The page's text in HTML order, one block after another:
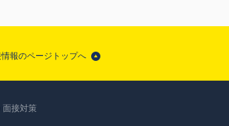
報のページトップへ
面接対策